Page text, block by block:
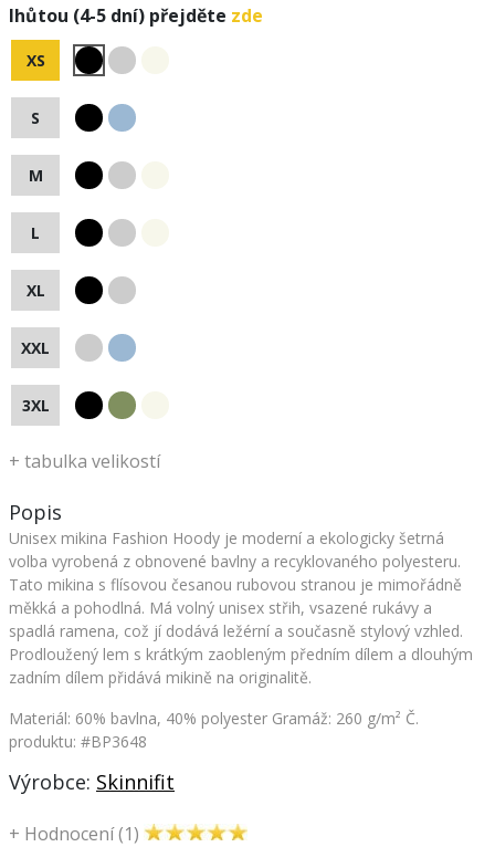
lhůtou (4-5 dní) přejděte zde
XS
S
M
L
XL
XXL
3XL
+ tabulka velikostí
Popis
Unisex mikina Fashion Hoody je moderní a ekologicky šetrná
volba vyrobená z obnovené bavlny a recyklovaného polyesteru.
Tato mikina s flísovou česanou rubovou stranou je mimořádně
měkká a pohodlná. Má volný unisex střih, vsazené rukávy a
spadlá ramena, což jí dodává ležérní a současně stylový vzhled.
Prodloužený lem s krátkým zaobleným předním dílem a dlouhým
zadním dílem přidává mikině na originalitě.
Materiál: 60% bavlna, 40% polyester Gramáž: 260 g/m² Č.
produktu: #BP3648
Výrobce: Skinnifit
+ Hodnocení (1)